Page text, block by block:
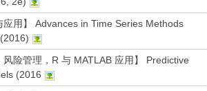
应用】 Advances in Time Series Methods
风险管理，R 与 MATLAB 应用】 Predictive
(2016